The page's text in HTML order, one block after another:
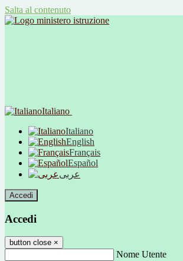
Salta al contenuto
Italiano
Italiano
English
Français
Español
عربى
Accedi
Accedi
button close ×
Nome Utente